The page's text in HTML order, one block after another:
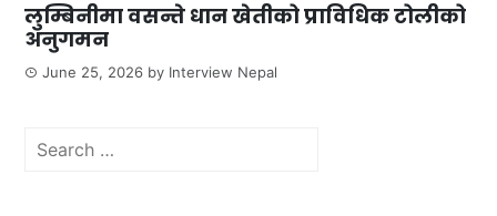
लुम्बिनीमा वसन्ते धान खेतीको प्राविधिक टोलीको
अनुगमन
June 25, 2026 by Interview Nepal
Search